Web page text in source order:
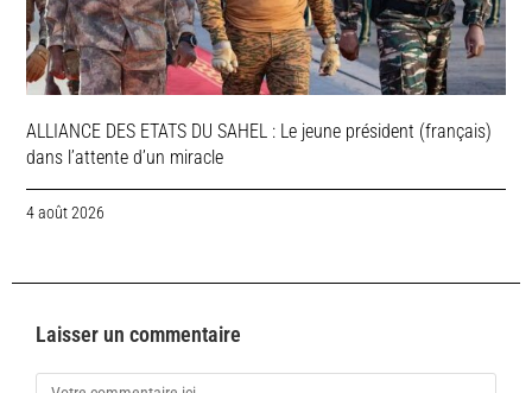
ALLIANCE DES ETATS DU SAHEL : Le jeune président (français)
dans l’attente d’un miracle
4 août 2026
Laisser un commentaire